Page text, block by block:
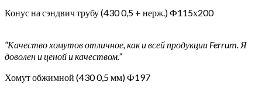
Конус на сэндвич трубу (430 0,5 + нерж.) Ф115х200
“Качество хомутов отличное, как и всей продукции Ferrum. Я
доволен и ценой и качеством.”
Хомут обжимной (430 0,5 мм) Ф197